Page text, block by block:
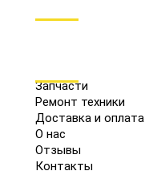
Запчасти
Ремонт техники
Доставка и оплата
О нас
Отзывы
Контакты